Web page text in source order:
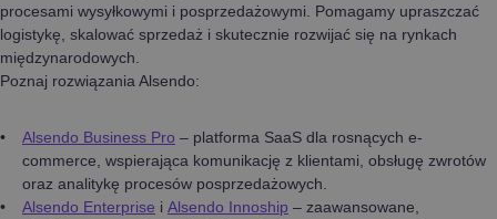
procesami wysyłkowymi i posprzedażowymi. Pomagamy upraszczać
logistykę, skalować sprzedaż i skutecznie rozwijać się na rynkach
międzynarodowych.
Poznaj rozwiązania Alsendo:
Alsendo Business Pro – platforma SaaS dla rosnących e-
commerce, wspierająca komunikację z klientami, obsługę zwrotów
oraz analitykę procesów posprzedażowych.
Alsendo Enterprise i Alsendo Innoship – zaawansowane,